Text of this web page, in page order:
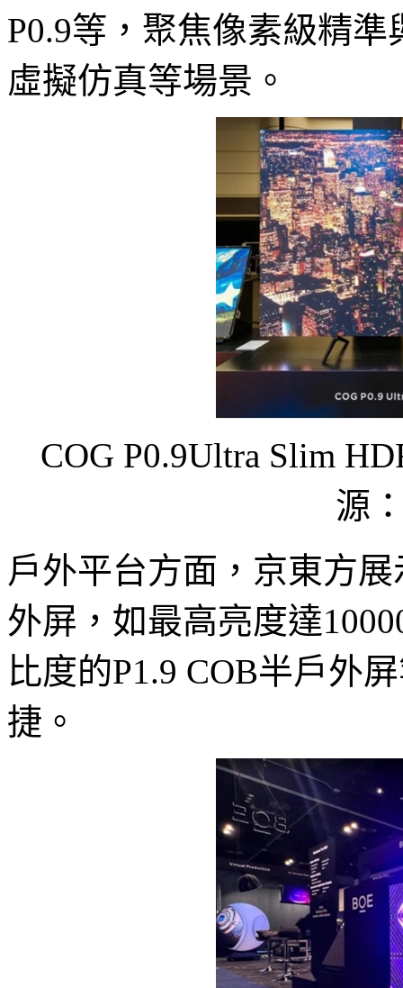
P0.9等，聚焦像素級精
虛擬仿真等場景。
COG P0.9Ultra Slim
源
戶外平台方面，京東方
外屏，如最高亮度達
比度的P1.9 COB半戶外
捷。